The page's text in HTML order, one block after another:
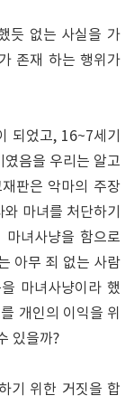
듯 없는 사실을 가
존재 하는 행위가
되었고, 16~7세기
음을 우리는 알고
판은 악마의 주장
마녀를 처단하기
녀사냥을 함으로
아무 죄 없는 사람
마녀사냥이라 했
개인의 이익을 위
있을까?
기 위한 거짓을 합